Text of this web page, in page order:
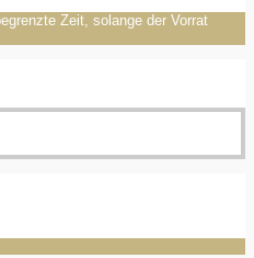
Zeit, solange der Vorrat